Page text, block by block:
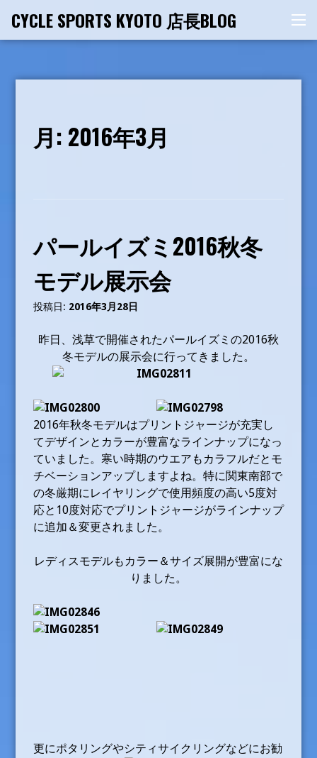
テ
CYCLE SPORTS KYOTO 店長BLOG
メ
ュ
月: 2016年3月
パールイズミ2016秋冬
モデル展示会
投稿日: 2016年3月28日
昨日、浅草で開催されたパールイズミの2016秋
冬モデルの展示会に行ってきました。
2016年秋冬モデルはプリントジャージが充実し
てデザインとカラーが豊富なラインナップになっ
ていました。寒い時期のウエアもカラフルだとモ
チベーションアップしますよね。特に関東南部で
の冬厳期にレイヤリングで使用頻度の高い5度対
応と10度対応でプリントジャージがラインナップ
に追加＆変更されました。
レディスモデルもカラー＆サイズ展開が豊富にな
りました。
更にポタリングやシティサイクリングなどにお勧